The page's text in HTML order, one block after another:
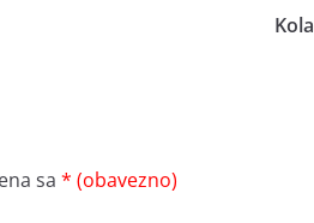
Kola
sa * (obavezno)